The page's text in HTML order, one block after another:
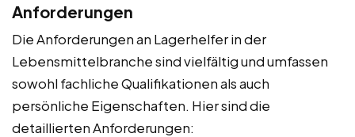
Anforderungen
Die Anforderungen an Lagerhelfer in der
Lebensmittelbranche sind vielfältig und umfassen
sowohl fachliche Qualifikationen als auch
persönliche Eigenschaften. Hier sind die
detaillierten Anforderungen: